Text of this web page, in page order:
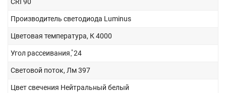
CRI 90
Производитель светодиода Luminus
Цветовая температура, К4000
Угол рассеивания,̊24
Световой поток, Лм397
Цвет свечения Нейтральный белый